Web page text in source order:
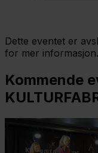
Dette eventet er
for mer informasjon.
Kommende